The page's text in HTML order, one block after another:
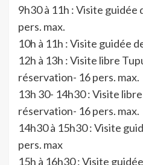
9h30 à 11h : Visite guidée
pers. max.
10h à 11h : Visite guidée
12h à 13h : Visite libre
réservation- 16 pers. max.
13h 30- 14h30 : Visite
réservation- 16 pers. max.
14h30 à 15h30 : Visite
pers. max
15h à 16h30 : Visite